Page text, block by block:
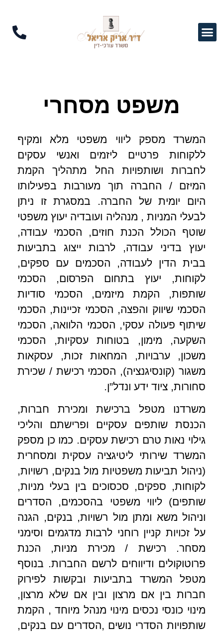
משפט מסחרי
המשרד מספק ליווי משפטי מלא ומקיף
ללקוחות פרטיים ליזמים ואנשי עסקים
לחברות ושותפויות החל מתהליך הקמת
המיזם / החברה תוך מעורבות בפעילותו
היום יומית של החברה. במסגרת זו ניתן
לבעלי המניות , מנהליה ועובדיה יעוץ משפטי
שוטף הכולל הכנת חוזים, הסכמי עבודה,
יעוץ בדיני עבודה, לרבות ייצוג בתביעות
בבית הדין לעבודה, הסכמים עם ספקים,
לקוחות, יעוץ בתחום הפרסום, הסכמי
שותפות, הקמת מיזמים, הסכמי סודיות
הסכמי שיווק והפצה, הסכמי זכיינות, הסכמי
שיתוף פעולה עסקי, הסכמי הלוואה, הסכמי
השקעה, מימון, בטוחות עסקיות, הסכמי
משכון, ערבויות, המחאות זכות, עסקאות
משגור (קונסיגנציה), הסכמי רכישת / שכירת
סחורות, ציוד ידע ונדל”ן.
משרדנו מטפל ברכישת ומכירת חברות,
הכנסת שותפים עסקיים ופרישתם והליכי
גילוי נאות טרם רכישת עסקים. כמו כן מספק
המשרד שירותי ליטיגציה עסקית ומסחרית
(ניהול תביעות משפטיות מול בנקים, רשויות,
לקוחות, ספקים, סכסוכים בין בעלי מניות,
שותפים) ליווי משפטי בהסכמים, הסדרים
וניהול משא ומתן מול רשויות, בנקים, הגנה
על זכויות קניין רוחני לרבות מדגמים וסימני
מסחר. רכישת / מכירת מניות, הכנת
פרוטוקולים ודיווחים לרשם החברות. בנוסף
מטפל המשרד בתביעות ובקשות לפירוק
חברות בין אם מרצון ובין אם שלא מרצון,
מינוי כונסי נכסים מינוי מנהל מיוחד , הקמת
שותפויות הסדרי נושים ,הסדרים עם בנקים,